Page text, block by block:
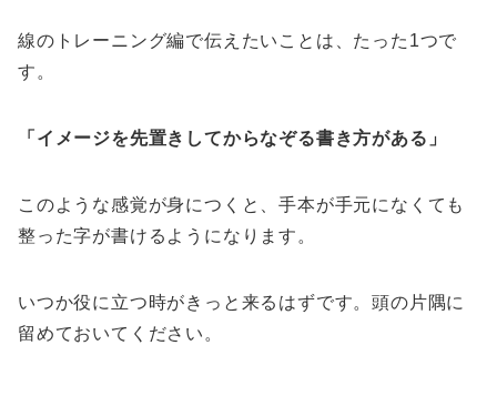
線のトレーニング編で伝えたいことは、たった1つで
す。
「イメージを先置きしてからなぞる書き方がある」
このような感覚が身につくと、手本が手元になくても
整った字が書けるようになります。
いつか役に立つ時がきっと来るはずです。頭の片隅に
留めておいてください。